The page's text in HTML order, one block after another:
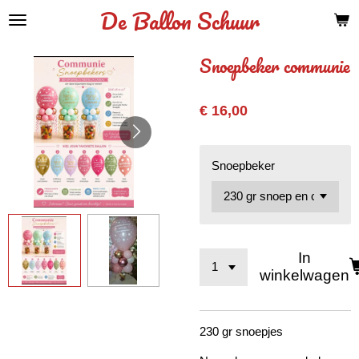
Ga
hoofdinhoud
De Ballon Schuur
Snoepbeker communie
€ 16,00
Snoepbeker
In
winkelwagen
230 gr snoepjes